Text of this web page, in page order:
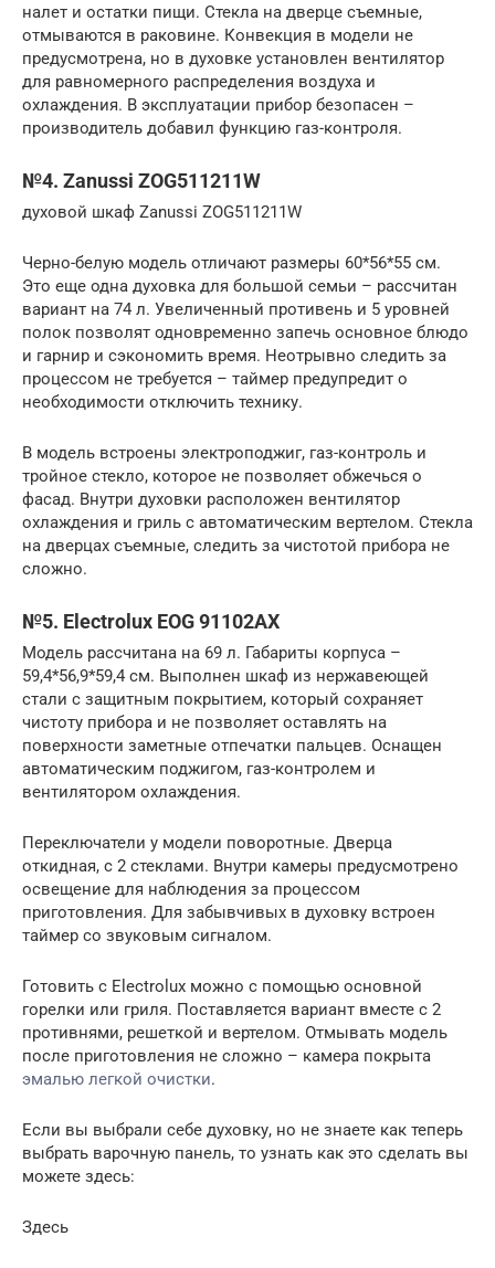
налет и остатки пищи. Стекла на дверце съемные,
отмываются в раковине. Конвекция в модели не
предусмотрена, но в духовке установлен вентилятор
для равномерного распределения воздуха и
охлаждения. В эксплуатации прибор безопасен –
производитель добавил функцию газ-контроля.
№4. Zanussi ZOG511211W
духовой шкаф Zanussi ZOG511211W
Черно-белую модель отличают размеры 60*56*55 см.
Это еще одна духовка для большой семьи – рассчитан
вариант на 74 л. Увеличенный противень и 5 уровней
полок позволят одновременно запечь основное блюдо
и гарнир и сэкономить время. Неотрывно следить за
процессом не требуется – таймер предупредит о
необходимости отключить технику.
В модель встроены электроподжиг, газ-контроль и
тройное стекло, которое не позволяет обжечься о
фасад. Внутри духовки расположен вентилятор
охлаждения и гриль с автоматическим вертелом. Стекла
на дверцах съемные, следить за чистотой прибора не
сложно.
№5. Electrolux EOG 91102AX
Модель рассчитана на 69 л. Габариты корпуса –
59,4*56,9*59,4 см. Выполнен шкаф из нержавеющей
стали с защитным покрытием, который сохраняет
чистоту прибора и не позволяет оставлять на
поверхности заметные отпечатки пальцев. Оснащен
автоматическим поджигом, газ-контролем и
вентилятором охлаждения.
Переключатели у модели поворотные. Дверца
откидная, с 2 стеклами. Внутри камеры предусмотрено
освещение для наблюдения за процессом
приготовления. Для забывчивых в духовку встроен
таймер со звуковым сигналом.
Готовить с Electrolux можно с помощью основной
горелки или гриля. Поставляется вариант вместе с 2
противнями, решеткой и вертелом. Отмывать модель
после приготовления не сложно – камера покрыта
эмалью легкой очистки.
Если вы выбрали себе духовку, но не знаете как теперь
выбрать варочную панель, то узнать как это сделать вы
можете здесь:
Здесь